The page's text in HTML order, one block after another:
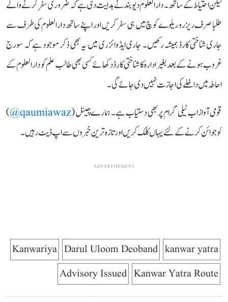
لیکن احتیاط کے ساتھ۔ دارالعلوم دیوبند نے ہدایت دی ہے کہ ضروری سفر کرنے والے
طلبا صرف ریزرو ریلوے کوچ میں ہی سفر کریں اور اپنے ساتھ دارالعلوم کی طرف سے
جاری شناختی کارڈ ہمیشہ رکھیں۔ جاری ایڈوائزری میں یہ بھی ذکر موجود ہے کہ سورج
غروب ہونے کے بعد بغیر ادارہ کا شناختی کارڈ دکھائے کسی بھی طالب علم کو دارالعلوم کے
احاطہ میں داخلے کی اجازت نہیں دی جائے گی۔
قومی آواز اب ٹیلی گرام پر بھی دستیاب ہے۔ ہمارے چینل (qaumiawaz@
)
کو جوائن کرنے کے لئے یہاں کلک کریں اور تازہ ترین خبروں سے اپ ڈیٹ رہیں۔
ADVERTISEMENT
kanwar yatra
Darul Uloom Deoband
Kanwariya
Kanwar Yatra Route
Advisory Issued